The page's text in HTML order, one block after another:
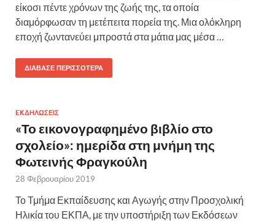
είκοσι πέντε χρόνων της ζωής της, τα οποία
διαμόρφωσαν τη μετέπειτα πορεία της. Μια ολόκληρη
εποχή ζωντανεύει μπροστά στα μάτια μας μέσα …
ΔΙΆΒΑΣΕ ΠΕΡΙΣΣΌΤΕΡΑ
EKΔΗΛΩΣΕΙΣ
«Το εικονογραφημένο βιβλίο στο
σχολείο»: ημερίδα στη μνήμη της
Φωτεινής Φραγκούλη
28 Φεβρουαρίου 2019
Το Τμήμα Εκπαίδευσης και Αγωγής στην Προσχολική
Ηλικία του ΕΚΠΑ, με την υποστήριξη των Εκδόσεων